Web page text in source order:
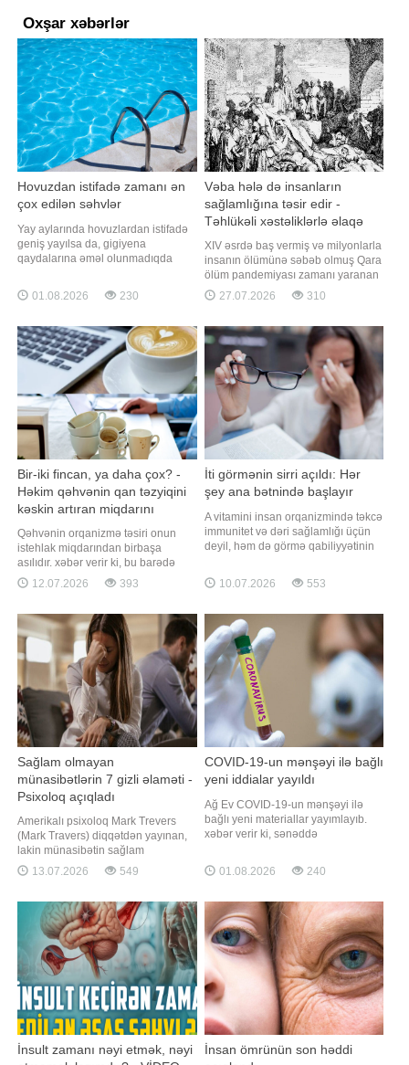
Oxşar xəbərlər
Hovuzdan istifadə zamanı ən
çox edilən səhvlər
Yay aylarında hovuzlardan istifadə
geniş yayılsa da, gigiyena
qaydalarına əməl olunmadıqda
artır. xəbər verir ki, hovuza
girməzdən əvvəl və çıxdıqdan sonra
ayaqyalın gəzməmək və şəxsi
dəsmal, başmaqdan istifadə etmək
vacibdir. Bu
01.08.2026 230
Vəba hələ də insanların
sağlamlığına təsir edir -
Təhlükəli xəstəliklərlə əlaqə
tapıldı
XIV əsrdə baş vermiş və milyonlarla
insanın ölümünə səbəb olmuş Qara
ölüm pandemiyası zamanı yaranan
genetik dəyişikliklər bu gün də
insan orqanizminin təhlükəli
mühüm rol oynayır. Lakin alimlər
bildirirlər ki, bunun mənfi tərəfi də
var. Qaynarinfo xəbər verir ki,
genetikləri
27.07.2026 310
Bir-iki fincan, ya daha çox? -
Həkim qəhvənin qan təzyiqini
kəskin artıran miqdarını
açıqlayıb
Qəhvənin orqanizmə təsiri onun
istehlak miqdarından birbaşa
asılıdır. xəbər verir ki, bu barədə
rusiyalı kardioloq və tibb elmləri
namizədi Valentina Baydina nəşrinə
orqanizmə mənfi təsir göstərə
biləcək qəhvə miqdarını açıqlayıb.
Valentina Baydina bildirib ki, çox
miqdard
12.07.2026 393
İti görmənin sirri açıldı: Hər
şey ana bətnində başlayır
A vitamini insan orqanizmində təkcə
immunitet və dəri sağlamlığı üçün
deyil, həm də görmə qabiliyyətinin
oynayır. Alimlərin son araşdırması
göstərib ki, bu vitaminin törəmələri
iti mərkəzi görməsinin yaranmasına
birbaşa təsir edir. -in məlumatın
10.07.2026 553
Sağlam olmayan
münasibətlərin 7 gizli əlaməti -
Psixoloq açıqladı
Amerikalı psixoloq Mark Trevers
(Mark Travers) diqqətdən yayınan,
lakin münasibətin sağlam
olmadığını göstərən yeddi əsas
əlaməti sadalayıb. Qaynarinfo-nun
olunan məqaləsində Trevers bildirib
ki, bir çox insan aylarla, hətta illərlə
sağlam olmayan münasibətlərdə
qalır. Onla
13.07.2026 549
COVID-19-un mənşəyi ilə bağlı
yeni iddialar yayıldı
Ağ Ev COVID-19-un mənşəyi ilə
bağlı yeni materiallar yayımlayıb.
xəbər verir ki, sənəddə
ola biləcəyi iddiasına yer verilib.
ABŞ administrasiyasının rəsmi
hesabatda bildirilir ki, virusun bəzi
xüsusiyyətləri təbii ştammlarda
nadir hallard
01.08.2026 240
İnsult zamanı nəyi etmək, nəyi
İnsan ömrünün son həddi